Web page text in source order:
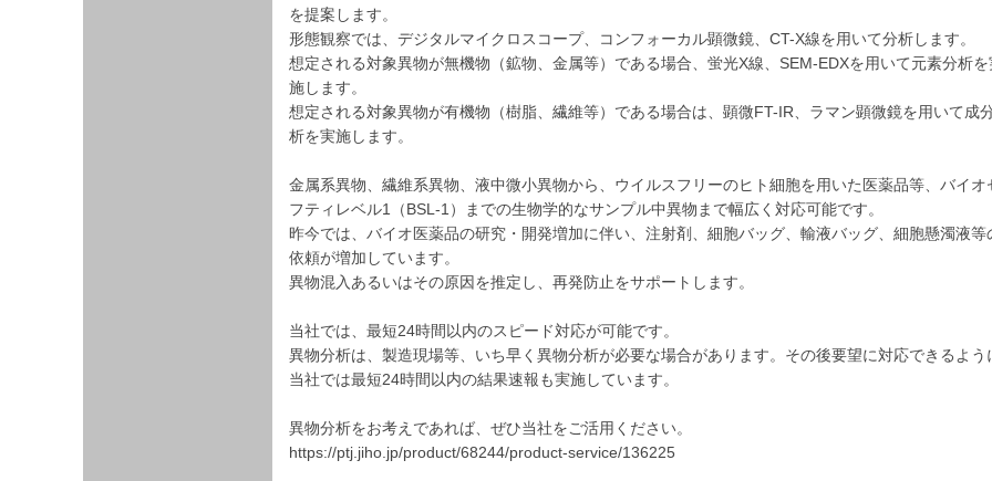
を提案します。
形態観察では、デジタルマイクロスコープ、コンフォーカル顕微鏡、CT-X線を用いて分析します。
想定される対象異物が無機物（鉱物、金属等）である場合、蛍光X線、SEM-EDXを用いて元素分析を
施します。
想定される対象異物が有機物（樹脂、繊維等）である場合は、顕微FT-IR、ラマン顕微鏡を用いて成
析を実施します。
金属系異物、繊維系異物、液中微小異物から、ウイルスフリーのヒト細胞を用いた医薬品等、バイオ
フティレベル1（BSL-1）までの生物学的なサンプル中異物まで幅広く対応可能です。
昨今では、バイオ医薬品の研究・開発増加に伴い、注射剤、細胞バッグ、輸液バッグ、細胞懸濁液等
依頼が増加しています。
異物混入あるいはその原因を推定し、再発防止をサポートします。
当社では、最短24時間以内のスピード対応が可能です。
異物分析は、製造現場等、いち早く異物分析が必要な場合があります。その後要望に対応できるよう
当社では最短24時間以内の結果速報も実施しています。
異物分析をお考えであれば、ぜひ当社をご活用ください。
https://ptj.jiho.jp/product/68244/product-service/136225